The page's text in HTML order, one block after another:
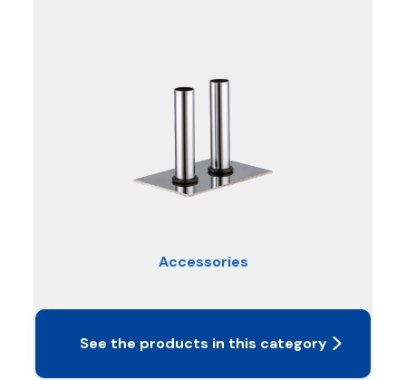
Accessories
See the products in this category